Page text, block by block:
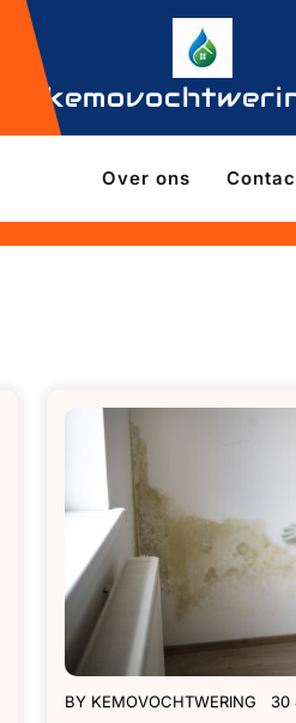
Over ons
BY KEMOVOCHTWERING 30